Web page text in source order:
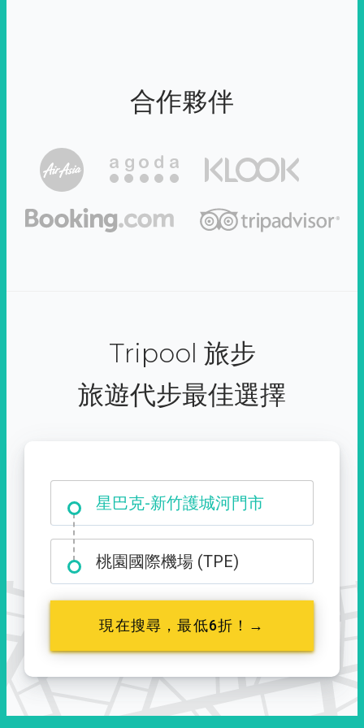
合作夥伴
Tripool 旅步
旅遊代步最佳選擇
星巴克-新竹護城河門市
大霸尖山登山口
桃園國際機場 (TPE)
現在搜尋，最低6折！→